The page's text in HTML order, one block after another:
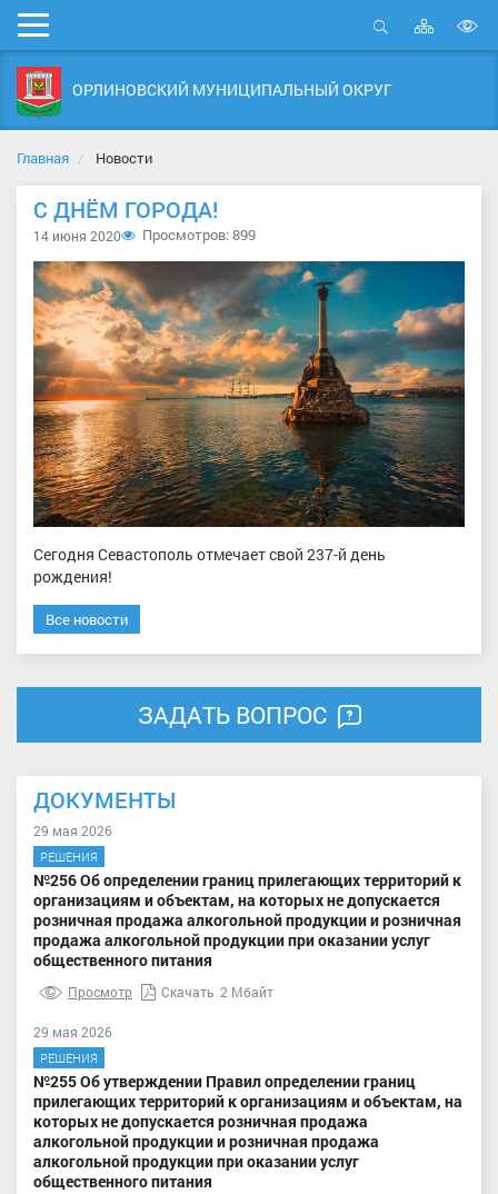
Мобильное
меню
Открыть
Карта
сайта
ОРЛИНОВСКИЙ МУНИЦИПАЛЬНЫЙ ОКРУГ
Главная Новости
C ДНЁМ ГОРОДА!
14 июня 2020 Просмотров: 899
Сегодня Севастополь отмечает свой 237-й день
рождения!
Все новости
ЗАДАТЬ ВОПРОС
ДОКУМЕНТЫ
29 мая 2026
РЕШЕНИЯ
№256 Об определении границ прилегающих территорий к
организациям и объектам, на которых не допускается
розничная продажа алкогольной продукции и розничная
продажа алкогольной продукции при оказании услуг
общественного питания
Просмотр Скачать 2 Мбайт
29 мая 2026
РЕШЕНИЯ
№255 Об утверждении Правил определении границ
прилегающих территорий к организациям и объектам, на
которых не допускается розничная продажа
алкогольной продукции и розничная продажа
алкогольной продукции при оказании услуг
общественного питания